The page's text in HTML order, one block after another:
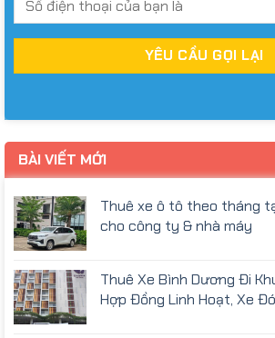
BÀI VIẾT MỚI
Thuê xe ô tô theo tháng
cho công ty & nhà máy
Thuê Xe Bình Dương Đi
Hợp Đồng Linh Hoạt, Xe